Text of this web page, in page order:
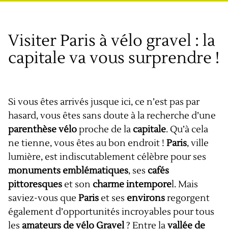
Visiter Paris à vélo gravel : la
capitale va vous surprendre !
Si vous êtes arrivés jusque ici, ce n’est pas par
hasard, vous êtes sans doute à la recherche d’une
parenthèse véloproche de la capitale. Qu’à cela
ne tienne, vous êtes au bon endroit ! Paris, ville
lumière, est indiscutablement célèbre pour ses
monuments emblématiques, ses cafés
pittoresques et son charme intemporel. Mais
saviez-vous que Paris et ses environsregorgent
également d’opportunités incroyables pour tous
les amateurs de vélo Gravel? Entre lavallée de